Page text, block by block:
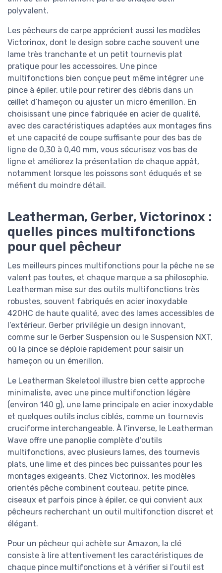
polyvalent.
Les pêcheurs de carpe apprécient aussi les modèles
Victorinox, dont le design sobre cache souvent une
lame très tranchante et un petit tournevis plat
pratique pour les accessoires. Une pince
multifonctions bien conçue peut même intégrer une
pince à épiler, utile pour retirer des débris dans un
œillet d’hameçon ou ajuster un micro émerillon. En
choisissant une pince fabriquée en acier de qualité,
avec des caractéristiques adaptées aux montages fins
et une capacité de coupe suffisante pour des bas de
ligne de 0,30 à 0,40 mm, vous sécurisez vos bas de
ligne et améliorez la présentation de chaque appât,
notamment lorsque les poissons sont éduqués et se
méfient du moindre détail.
Leatherman, Gerber, Victorinox :
quelles pinces multifonctions
pour quel pêcheur
Les meilleurs pinces multifonctions pour la pêche ne se
valent pas toutes, et chaque marque a sa philosophie.
Leatherman mise sur des outils multifonctions très
robustes, souvent fabriqués en acier inoxydable
420HC de haute qualité, avec des lames accessibles de
l’extérieur. Gerber privilégie un design innovant,
comme sur le Gerber Suspension ou le Suspension NXT,
où la pince se déploie rapidement pour saisir un
hameçon ou un émerillon.
Le Leatherman Skeletool illustre bien cette approche
minimaliste, avec une pince multifonction légère
(environ 140 g), une lame principale en acier inoxydable
et quelques outils inclus ciblés, comme un tournevis
cruciforme interchangeable. À l’inverse, le Leatherman
Wave offre une panoplie complète d’outils
multifonctions, avec plusieurs lames, des tournevis
plats, une lime et des pinces bec puissantes pour les
montages exigeants. Chez Victorinox, les modèles
orientés pêche combinent couteau, petite pince,
ciseaux et parfois pince à épiler, ce qui convient aux
pêcheurs recherchant un outil multifonction discret et
élégant.
Pour un pêcheur qui achète sur Amazon, la clé
consiste à lire attentivement les caractéristiques de
chaque pince multifonctions et à vérifier si l’outil est